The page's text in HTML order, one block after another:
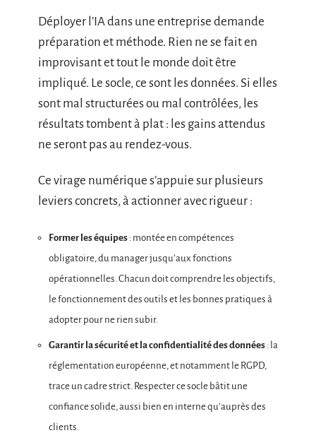
Déployer l’IA dans une entreprise demande
préparation et méthode. Rien ne se fait en
improvisant et tout le monde doit être
impliqué. Le socle, ce sont les données. Si elles
sont mal structurées ou mal contrôlées, les
résultats tombent à plat : les gains attendus
ne seront pas au rendez-vous.
Ce virage numérique s’appuie sur plusieurs
leviers concrets, à actionner avec rigueur :
Former les équipes : montée en compétences
obligatoire, du manager jusqu’aux fonctions
opérationnelles. Chacun doit comprendre les objectifs,
le fonctionnement des outils et les bonnes pratiques à
adopter pour ne rien subir.
Garantir la sécurité et la confidentialité des données : la
réglementation européenne, et notamment le RGPD,
trace un cadre strict. Respecter ce socle bâtit une
confiance solide, aussi bien en interne qu’auprès des
clients.